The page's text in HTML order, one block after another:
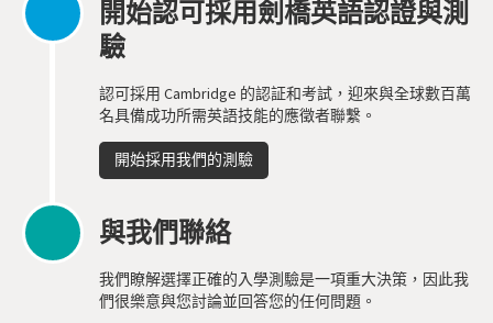
開始認可採用劍橋英語認證與測
驗
認可採用 Cambridge 的認証和考試，迎來與全球數百萬
名具備成功所需英語技能的應徵者聯繫。
開始採用我們的測驗
與我們聯絡
我們瞭解選擇正確的入學測驗是一項重大決策，因此我
們很樂意與您討論並回答您的任何問題。